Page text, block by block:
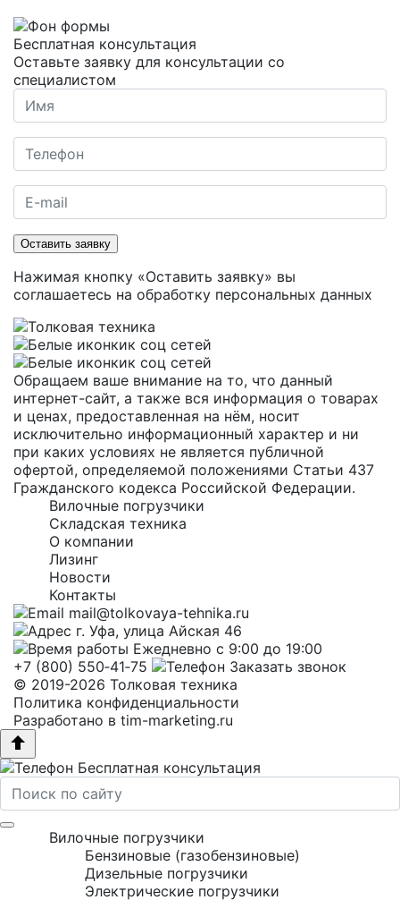
Бесплатная консультация
Оставьте заявку для консультации со
специалистом
Оставить заявку
Нажимая кнопку «Оставить заявку» вы
соглашаетесь на обработку персональных данных
Обращаем ваше внимание на то, что данный
интернет-сайт, а также вся информация о товарах
и ценах, предоставленная на нём, носит
исключительно информационный характер и ни
при каких условиях не является публичной
офертой, определяемой положениями Статьи 437
Гражданского кодекса Российской Федерации.
Вилочные погрузчики
Складская техника
О компании
Лизинг
Новости
Контакты
mail@tolkovaya-tehnika.ru
г. Уфа, улица Айская 46
Ежедневно с 9:00 до 19:00
+7 (800) 550‑41‑75
Заказать звонок
© 2019-2026 Толковая техника
Политика конфиденциальности
Разработано в tim-marketing.ru
Бесплатная консультация
Вилочные погрузчики
Бензиновые (газобензиновые)
Дизельные погрузчики
Электрические погрузчики